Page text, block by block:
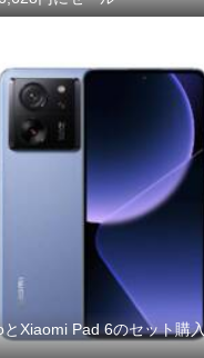
Xiaomi Pad 6のセット購